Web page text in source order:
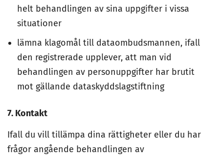
helt behandlingen av sina uppgifter i vissa
situationer
lämna klagomål till dataombudsmannen, ifall
den registrerade upplever, att man vid
behandlingen av personuppgifter har brutit
mot gällande dataskyddslagstiftning
7. Kontakt
Ifall du vill tillämpa dina rättigheter eller du har
frågor angående behandlingen av